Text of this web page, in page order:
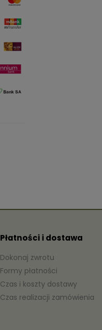
Płatności i dostawa
Dokonaj zwrotu
Formy płatności
Czas i koszty dostawy
Czas realizacji zamówienia